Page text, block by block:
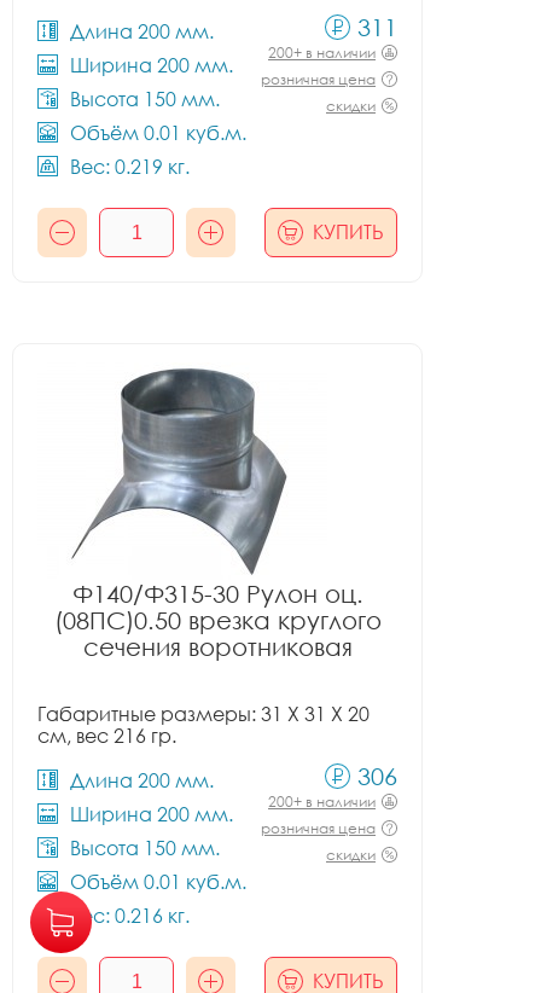
Длина 200 мм.
Ширина 200 мм.
Высота 150 мм.
Объём 0.01 куб.м.
Вес: 0.219 кг.
311
200+ в наличии
розничная цена
скидки
КУПИТЬ
Ф140/Ф315-30 Рулон оц.
(08ПС)0.50 врезка круглого
сечения воротниковая
Габаритные размеры: 31 X 31 X 20
см, вес 216 гр.
Длина 200 мм.
Ширина 200 мм.
Высота 150 мм.
Объём 0.01 куб.м.
Вес: 0.216 кг.
306
200+ в наличии
розничная цена
скидки
КУПИТЬ